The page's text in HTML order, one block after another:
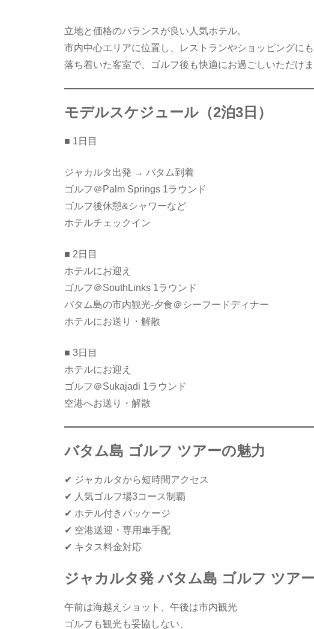
立地と価格のバランスが良い人気ホテル。
市内中心エリアに位置し、レストランやショッピングにも
落ち着いた客室で、ゴルフ後も快適にお過ごしいただけま
モデルスケジュール（2泊3日）
■ 1日目
ジャカルタ出発 → バタム到着
ゴルフ＠Palm Springs 1ラウンド
ゴルフ後休憩&シャワーなど
ホテルチェックイン
■ 2日目
ホテルにお迎え
ゴルフ＠SouthLinks 1ラウンド
バタム島の市内観光-夕食＠シーフードディナー
ホテルにお送り・解散
■ 3日目
ホテルにお迎え
ゴルフ＠Sukajadi 1ラウンド
空港へお送り・解散
バタム島 ゴルフ ツアーの魅力
✔ ジャカルタから短時間アクセス
✔ 人気ゴルフ場3コース制覇
✔ ホテル付きパッケージ
✔ 空港送迎・専用車手配
✔ キタス料金対応
ジャカルタ発 バタム島 ゴルフ ツア
午前は海越えショット、午後は市内観光
ゴルフも観光も妥協しない、